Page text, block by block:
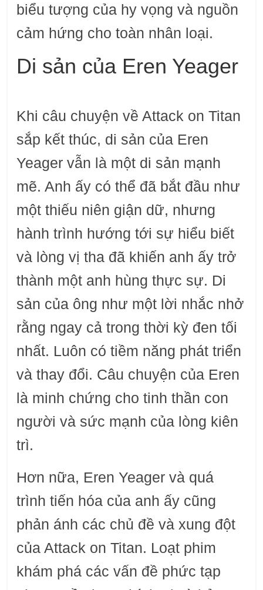
biểu tượng của hy vọng và nguồn
cảm hứng cho toàn nhân loại.
Di sản của Eren Yeager
Khi câu chuyện về Attack on Titan
sắp kết thúc, di sản của Eren
Yeager vẫn là một di sản mạnh
mẽ. Anh ấy có thể đã bắt đầu như
một thiếu niên giận dữ, nhưng
hành trình hướng tới sự hiểu biết
và lòng vị tha đã khiến anh ấy trở
thành một anh hùng thực sự. Di
sản của ông như một lời nhắc nhở
rằng ngay cả trong thời kỳ đen tối
nhất. Luôn có tiềm năng phát triển
và thay đổi. Câu chuyện của Eren
là minh chứng cho tinh thần con
người và sức mạnh của lòng kiên
trì.
Hơn nữa, Eren Yeager và quá
trình tiến hóa của anh ấy cũng
phản ánh các chủ đề và xung đột
của Attack on Titan. Loạt phim
khám phá các vấn đề phức tạp